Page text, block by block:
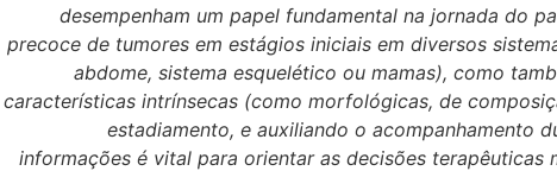
desempenham um papel fundamental na jornada do
precoce de tumores em estágios iniciais em diversos
abdome, sistema esquelético ou mamas), como
características intrínsecas (como morfológicas, de
estadiamento, e auxiliando o acompanhamento
informações é vital para orientar as decisões terapêuticas